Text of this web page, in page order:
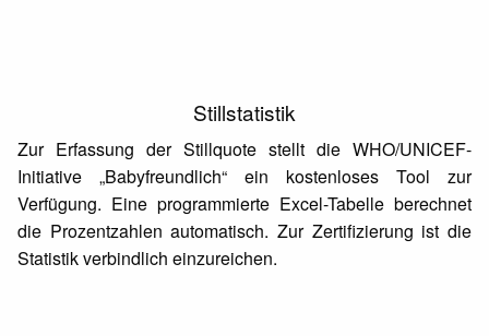
Stillstatistik
Zur Erfassung der Stillquote stellt die WHO/UNICEF-
Initiative „Babyfreundlich“ ein kostenloses Tool zur
Verfügung. Eine programmierte Excel-Tabelle berechnet
die Prozentzahlen automatisch. Zur Zertifizierung ist die
Statistik verbindlich einzureichen.